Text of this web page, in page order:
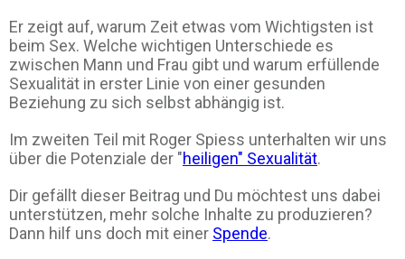
Er zeigt auf, warum Zeit etwas vom Wichtigsten ist
beim Sex. Welche wichtigen Unterschiede es
zwischen Mann und Frau gibt und warum erfüllende
Sexualität in erster Linie von einer gesunden
Beziehung zu sich selbst abhängig ist.
Im zweiten Teil mit Roger Spiess unterhalten wir uns
über die Potenziale der "heiligen" Sexualität.
Dir gefällt dieser Beitrag und Du möchtest uns dabei
unterstützen, mehr solche Inhalte zu produzieren?
Dann hilf uns doch mit einer Spende.